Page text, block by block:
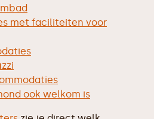
met faciliteiten voor
ook welkom is